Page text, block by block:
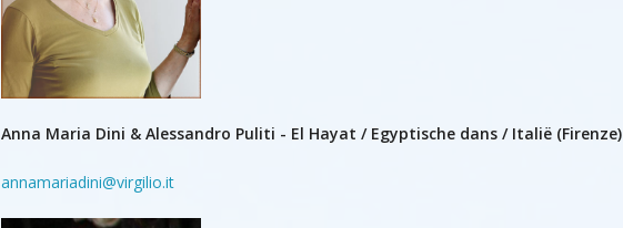
Anna Maria Dini & Alessandro Puliti - El Hayat / Egyptische dans / Italië (Firenze)
annamariadini@virgilio.it